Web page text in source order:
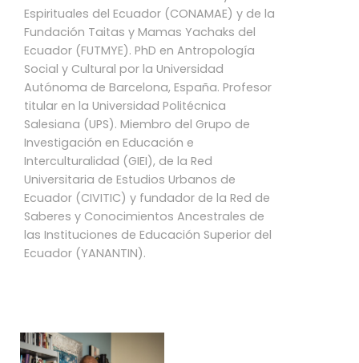
Espirituales del Ecuador (CONAMAE) y de la
Fundación Taitas y Mamas Yachaks del
Ecuador (FUTMYE). PhD en Antropología
Social y Cultural por la Universidad
Autónoma de Barcelona, España. Profesor
titular en la Universidad Politécnica
Salesiana (UPS). Miembro del Grupo de
Investigación en Educación e
Interculturalidad (GIEI), de la Red
Universitaria de Estudios Urbanos de
Ecuador (CIVITIC) y fundador de la Red de
Saberes y Conocimientos Ancestrales de
las Instituciones de Educación Superior del
Ecuador (YANANTIN).